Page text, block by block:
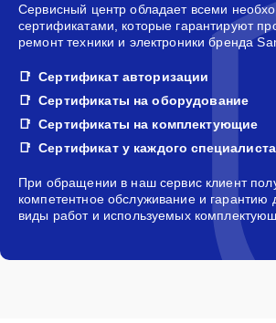
Сервисный центр обладает всеми
сертификатами, которые гарантируют
ремонт техники и электроники бренда
Сертификат авторизации
Сертификаты на оборудование
Сертификаты на комплектующие
Сертификат у каждого специалиста
При обращении в наш сервис клиент
компетентное обслуживание и гарантию
виды работ и используемых